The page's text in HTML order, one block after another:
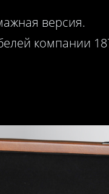
версия.
компании